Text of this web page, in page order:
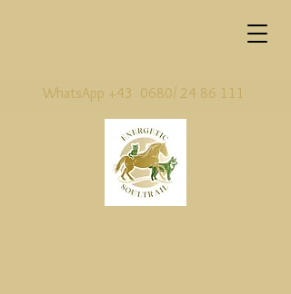
WhatsApp +43 0680/ 24 86 111